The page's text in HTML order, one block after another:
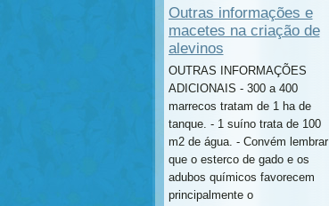
Outras informações e
macetes na criação de
alevinos
OUTRAS INFORMAÇÕES
ADICIONAIS - 300 a 400
marrecos tratam de 1 ha de
tanque. - 1 suíno trata de 100
m2 de água. - Convém lembrar
que o esterco de gado e os
adubos químicos favorecem
principalmente o